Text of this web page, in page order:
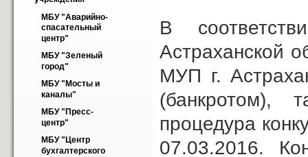
МБУ "Аварийно-
спасательный
центр"
МБУ "Зеленый
город"
МБУ "Мосты и
каналы"
МБУ "Пресс-
центр"
МБУ "Центр
бухгалтерского
В
Астраханской
МУП г.
(банкротом),
процедура
07.03.2016.